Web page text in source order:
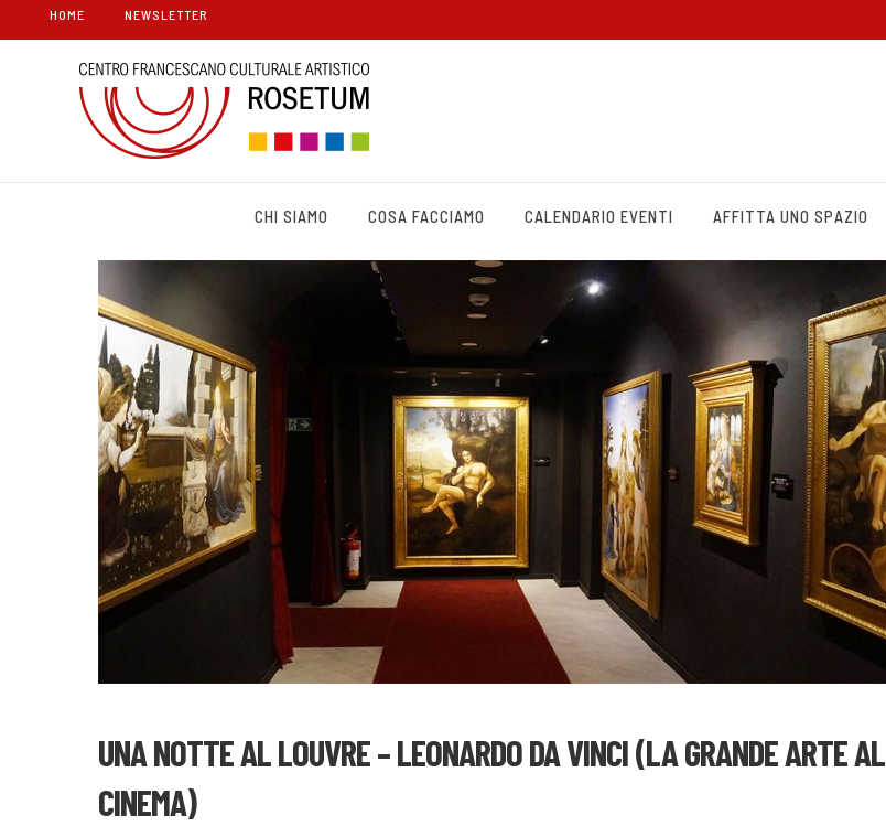
HOME NEWSLETTER
CHI SIAMO COSA FACCIAMO CALENDARIO EVENTI AFFITTA UNO SPAZIO
UNA NOTTE AL LOUVRE – LEONARDO DA VINCI (LA GRANDE ARTE AL
CINEMA)